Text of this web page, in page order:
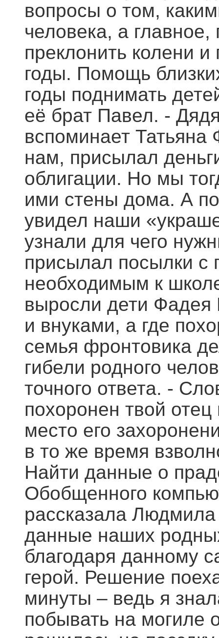
вопросы о том,
человека, а главное,
преклонить колени
годы. Помощь
годы поднимать
её брат Павел. -
вспоминает
нам, присылал
облигации. Но мы
ими стены дома. А
увидел наши
узнали для чего
присылал посылки с
необходимым к
выросли дети Фадея
и внуками, а где
семья фронтовика
гибели родного
точного ответа. -
похоронен твой
место его
в то же время
Найти данные о
Обобщенного
рассказала
данные наших
благодаря данному
герой. Решение
минуты – ведь я
побывать на могиле